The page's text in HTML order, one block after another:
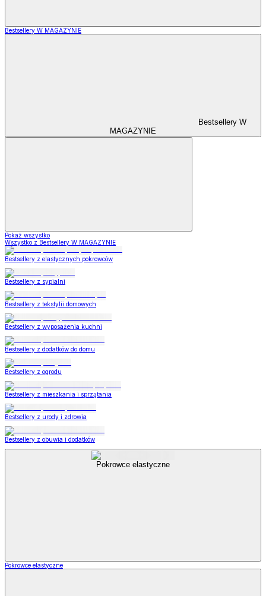
Bestsellery W MAGAZYNIE
Bestsellery W
MAGAZYNIE
Pokaż wszystko
Wszystko z Bestsellery W MAGAZYNIE
Bestsellery z elastycznych pokrowców
Bestsellery z sypialni
Bestsellery z tekstylii domowych
Bestsellery z wyposażenia kuchni
Bestsellery z dodatków do domu
Bestsellery z ogrodu
Bestsellery z mieszkania i sprzątania
Bestsellery z urody i zdrowia
Bestsellery z obuwia i dodatków
Pokrowce elastyczne
Pokrowce elastyczne